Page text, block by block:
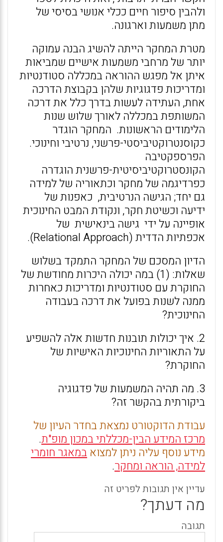
ולהבין סיפור חיים ככלי אנושי בסיסי של
מתן משמעות וארגונה.
מטרת המחקר הייתה להשיג הבנה עמוקה
יותר של מרחבי משמעות אישיים שמביאות
איתן אל מפגש ההוראה במכללה סטודנטיות
ומדריכות פדגוגיות שלהן בקבוצת הדרכה
אחת, העתידה לעשות בדרך כלל את דרכה
המשותפת במכללה לאורך שלוש שנות
הלימודים הראשונות. המחקר הוגדר
כקוסנטרוקטיביסטי-פרשני, נרטיבי וחינוכי.
הפרספקטיבה
הקונסטרוקטיביסיטית-פרשנית הוגדרה
כפרדיגמה של מחקר וכתאוריה של למידה
גם יחד; הגישה הנרטיבית, כאפנות של
ידיעה וכשיטת חקר, ונקודת המבט החינוכית
אופיינה על ידי גישה בינאישית של
אכפתיות הדדית (Relational Approach).
הדיון המסכם של המחקר התמקד בשלוש
שאלות: (1) במה יכולה היכרות מחודשת של
החוקרת עם סטודנטיות ומדריכות כאחרות
ממנה לשנות בפועל את דרכה בעבודה
החינוכית?
2. איך יכולות תובנות חדשות אלה להשפיע
על התאוריות החינוכיות האישיות של
החוקרת?
3. מה תהיה המשמעות של פדגוגיה
ביקורתית בהקשר זה?
עבודת הדוקטורט נמצאת בחדר העיון של
מרכז המידע הבין-מכללתי במכון מופ"ת.
מידע נוסף עליה ניתן למצוא במאגר חומרי
למידה, הוראה ומחקר.
עדיין אין תגובות לפריט זה
מה דעתך?
תגובה